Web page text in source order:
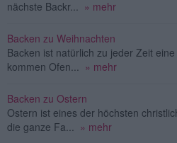
nächste Backr...
» mehr
Backen zu Weihnachten
Backen ist natürlich zu jeder Zeit
kommen Ofen...
» mehr
Backen zu Ostern
Ostern ist eines der höchsten
die ganze Fa...
» mehr